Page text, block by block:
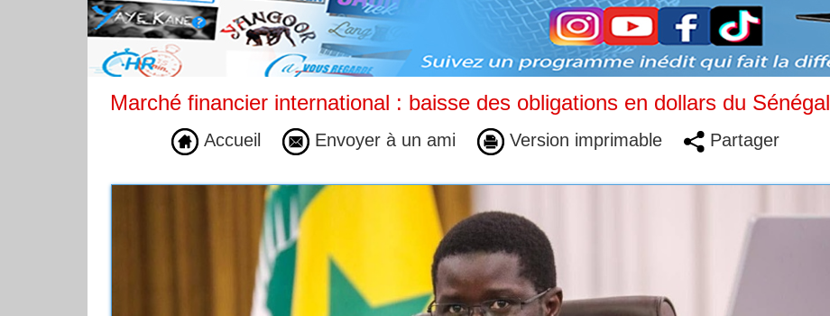
Marché financier international : baisse des obligations en dollars du Sénégal
Accueil Envoyer à un ami Version imprimable Partager